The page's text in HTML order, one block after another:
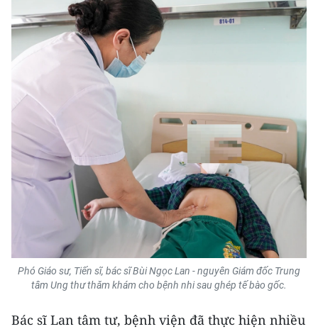
ENGLISH
中文
РУССКИЙ
ESPAÑOL
한국어
Phó Giáo sư, Tiến sĩ, bác sĩ Bùi Ngọc Lan - nguyên Giám đốc Trung
tâm Ung thư thăm khám cho bệnh nhi sau ghép tế bào gốc.
Bác sĩ Lan tâm tư, bệnh viện đã thực hiện nhiều